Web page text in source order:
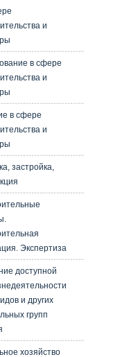
и
в сфере
и
в сфере
и
застройка,
Экспертиза
доступной
и других
групп
хозяйство